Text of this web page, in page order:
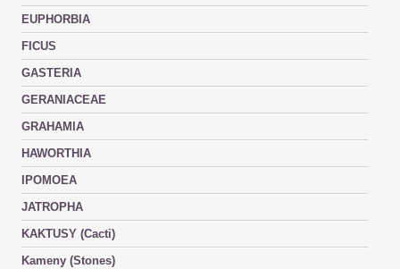
EUPHORBIA
FICUS
GASTERIA
GERANIACEAE
GRAHAMIA
HAWORTHIA
IPOMOEA
JATROPHA
KAKTUSY (Cacti)
Kameny (Stones)